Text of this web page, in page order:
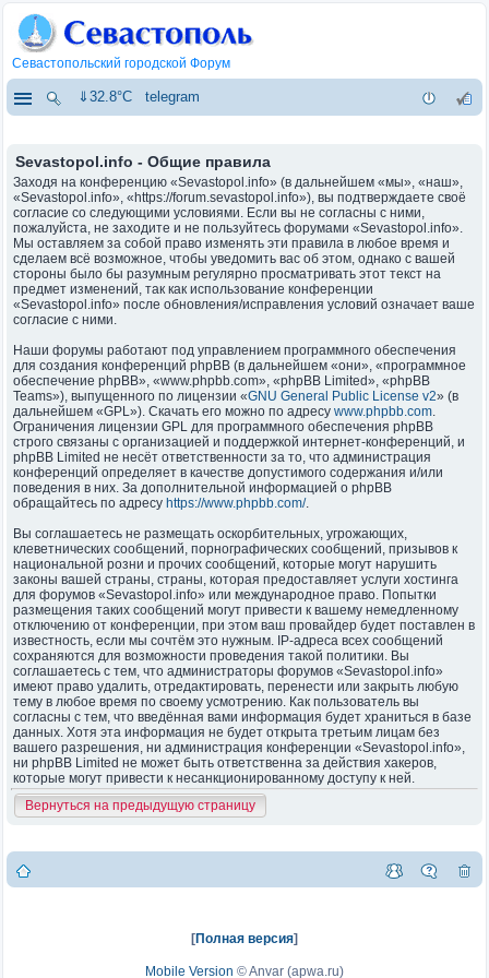
Севастопольский городской Форум
⇓32.8°C telegram
Sevastopol.info - Общие правила
Заходя на конференцию «Sevastopol.info» (в дальнейшем «мы», «наш»,
«Sevastopol.info», «https://forum.sevastopol.info»), вы подтверждаете своё
согласие со следующими условиями. Если вы не согласны с ними,
пожалуйста, не заходите и не пользуйтесь форумами «Sevastopol.info».
Мы оставляем за собой право изменять эти правила в любое время и
сделаем всё возможное, чтобы уведомить вас об этом, однако с вашей
стороны было бы разумным регулярно просматривать этот текст на
предмет изменений, так как использование конференции
«Sevastopol.info» после обновления/исправления условий означает ваше
согласие с ними.
Наши форумы работают под управлением программного обеспечения
для создания конференций phpBB (в дальнейшем «они», «программное
обеспечение phpBB», «www.phpbb.com», «phpBB Limited», «phpBB
Teams»), выпущенного по лицензии «GNU General Public License v2» (в
дальнейшем «GPL»). Скачать его можно по адресу www.phpbb.com.
Ограничения лицензии GPL для программного обеспечения phpBB
строго связаны с организацией и поддержкой интернет-конференций, и
phpBB Limited не несёт ответственности за то, что администрация
конференций определяет в качестве допустимого содержания и/или
поведения в них. За дополнительной информацией о phpBB
обращайтесь по адресу https://www.phpbb.com/.
Вы соглашаетесь не размещать оскорбительных, угрожающих,
клеветнических сообщений, порнографических сообщений, призывов к
национальной розни и прочих сообщений, которые могут нарушить
законы вашей страны, страны, которая предоставляет услуги хостинга
для форумов «Sevastopol.info» или международное право. Попытки
размещения таких сообщений могут привести к вашему немедленному
отключению от конференции, при этом ваш провайдер будет поставлен в
известность, если мы сочтём это нужным. IP-адреса всех сообщений
сохраняются для возможности проведения такой политики. Вы
соглашаетесь с тем, что администраторы форумов «Sevastopol.info»
имеют право удалить, отредактировать, перенести или закрыть любую
тему в любое время по своему усмотрению. Как пользователь вы
согласны с тем, что введённая вами информация будет храниться в базе
данных. Хотя эта информация не будет открыта третьим лицам без
вашего разрешения, ни администрация конференции «Sevastopol.info»,
ни phpBB Limited не может быть ответственна за действия хакеров,
которые могут привести к несанкционированному доступу к ней.
Вернуться на предыдущую страницу
[Полная версия]
Mobile Version ©Anvar (apwa.ru)